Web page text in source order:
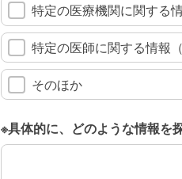
特定の医療機関に関する
特定の医師に関する情報
そのほか
※具体的に、どのような情報を
※具体的に、どのような情報を